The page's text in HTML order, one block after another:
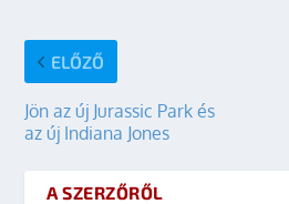
ELŐZŐ
Jön az új Jurassic Park és
az új Indiana Jones
A SZERZŐRŐL